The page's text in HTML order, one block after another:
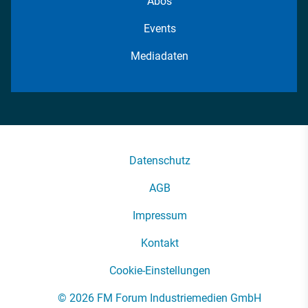
Events
Mediadaten
Datenschutz
AGB
Impressum
Kontakt
Cookie-Einstellungen
© 2026 FM Forum Industriemedien GmbH